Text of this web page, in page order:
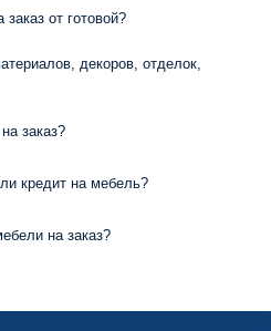
от готовой?
декоров, отделок,
заказ?
кредит на мебель?
на заказ?